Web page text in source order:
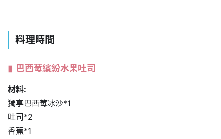
料理時間
巴西莓繽紛水果吐司
材料:
獨享巴西莓冰沙*1
吐司*2
香蕉*1